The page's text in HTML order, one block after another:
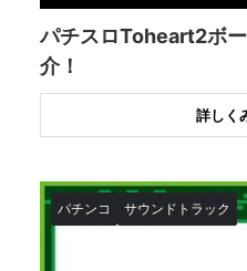
パチスロToheart2ボ
介！
詳しく
パチンコ サウンドトラック